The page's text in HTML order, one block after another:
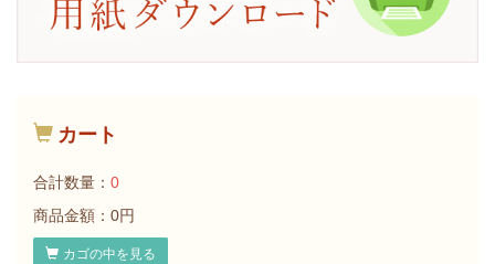
カート
合計数量： 0
商品金額： 0円
カゴの中を見る